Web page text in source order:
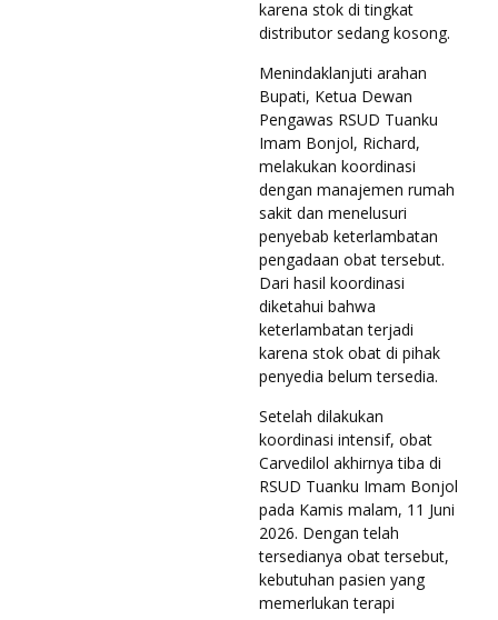
karena stok di tingkat
distributor sedang kosong.
Menindaklanjuti arahan
Bupati, Ketua Dewan
Pengawas RSUD Tuanku
Imam Bonjol, Richard,
melakukan koordinasi
dengan manajemen rumah
sakit dan menelusuri
penyebab keterlambatan
pengadaan obat tersebut.
Dari hasil koordinasi
diketahui bahwa
keterlambatan terjadi
karena stok obat di pihak
penyedia belum tersedia.
Setelah dilakukan
koordinasi intensif, obat
Carvedilol akhirnya tiba di
RSUD Tuanku Imam Bonjol
pada Kamis malam, 11 Juni
2026. Dengan telah
tersedianya obat tersebut,
kebutuhan pasien yang
memerlukan terapi